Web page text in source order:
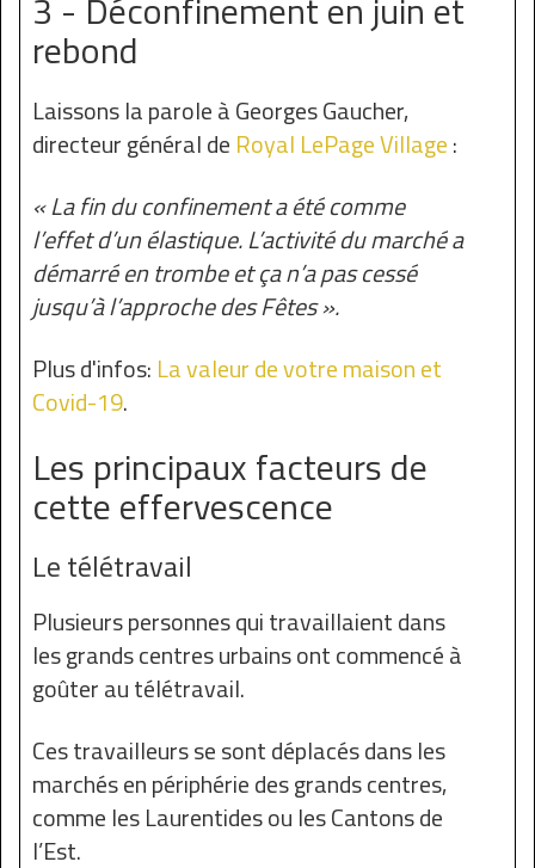
rebond
Laissons la parole à Georges Gaucher,
directeur général de Royal LePage Village:
« La fin du confinement a été comme
l’effet d’un élastique. L’activité du marché a
démarré en trombe et ça n’a pas cessé
jusqu’à l’approche des Fêtes ».
Plus d'infos: La valeur de votre maison et
Covid-19.
Les principaux facteurs de
cette effervescence
Le télétravail
Plusieurs personnes qui travaillaient dans
les grands centres urbains ont commencé à
goûter au télétravail.
Ces travailleurs se sont déplacés dans les
marchés en périphérie des grands centres,
comme les Laurentides ou les Cantons de
l’Est.